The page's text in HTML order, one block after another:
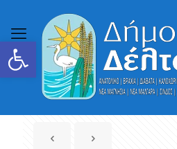
Ανοίξτε τη γραμμή εργαλείων